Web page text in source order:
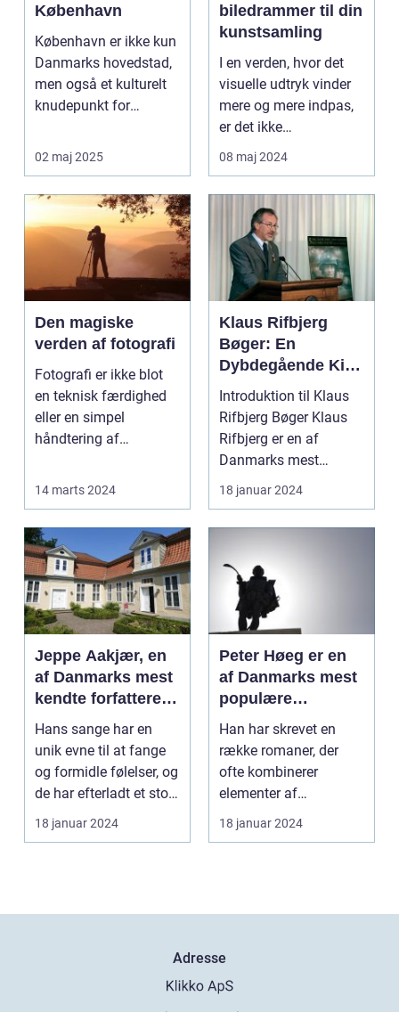
København
København er ikke kun
Danmarks hovedstad,
men også et kulturelt
knudepunkt for
02 maj 2025
biledrammer til din
kunstsamling
I en verden, hvor det
visuelle udtryk vinder
mere og mere indpas,
er det ikke
overraskende, at
biled...
08 maj 2024
Den magiske
verden af fotografi
Fotografi er ikke blot
en teknisk færdighed
eller en simpel
håndtering af
14 marts 2024
Klaus Rifbjerg
Bøger: En
Dybdegående Kig
på et Litterært
Mesterstykke
Introduktion til Klaus
Rifbjerg Bøger Klaus
Rifbjerg er en af
Danmarks mest
fremtrædende
forfattere...
18 januar 2024
Jeppe Aakjær, en
af Danmarks mest
kendte forfattere
og digtere, er også
kendt for sine
smukke sange
Hans sange har en
unik evne til at fange
og formidle følelser, og
de har efterladt et stort
aftryk i...
18 januar 2024
Peter Høeg er en
af Danmarks mest
populære
forfattere, kendt
for sine
spændende og
tankevækkende
Han har skrevet en
række romaner, der
ofte kombinerer
elementer af
spænding, filosofi og
det overnat...
18 januar 2024
Adresse